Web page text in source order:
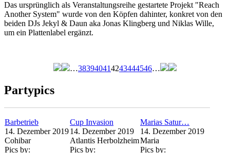
Das ursprünglich als Veranstaltungsreihe gestartete Projekt "Reach
Another System" wurde von den Köpfen dahinter, konkret von den
beiden DJs Jekyl & Daun aka Jonas Klingberg und Niklas Wille,
um ein Plattenlabel ergänzt.
…383940414243444546…
Partypics
Barbetrieb
14. Dezember 2019
Cohibar
Pics by:
Cup Invasion
14. Dezember 2019
Atlantis Herbolzheim
Pics by:
Marias Satur…
14. Dezember 2019
Maria
Pics by: